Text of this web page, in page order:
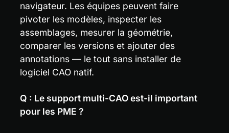
navigateur. Les équipes peuvent faire
pivoter les modèles, inspecter les
assemblages, mesurer la géométrie,
comparer les versions et ajouter des
annotations — le tout sans installer de
logiciel CAO natif.
Q : Le support multi-CAO est-il important
pour les PME ?